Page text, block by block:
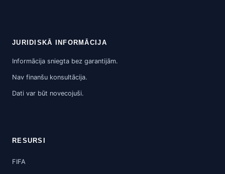
JURIDISKĀ INFORMĀCIJA
Informācija sniegta bez garantijām.
Nav finanšu konsultācija.
Dati var būt novecojuši.
RESURSI
FIFA